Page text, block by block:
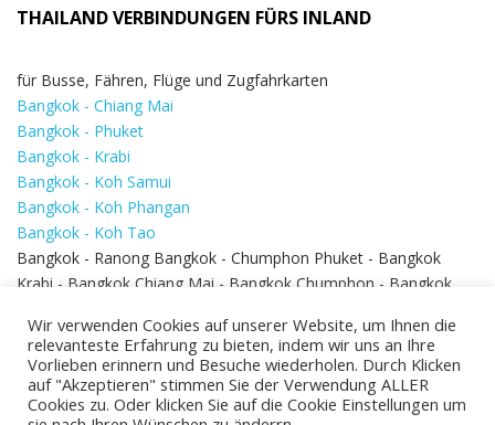
THAILAND VERBINDUNGEN FÜRS INLAND
für Busse, Fähren, Flüge und Zugfahrkarten
Bangkok - Chiang Mai
Bangkok - Phuket
Bangkok - Krabi
Bangkok - Koh Samui
Bangkok - Koh Phangan
Bangkok - Koh Tao
Bangkok - Ranong Bangkok - Chumphon Phuket - Bangkok
Krabi - Bangkok Chiang Mai - Bangkok Chumphon - Bangkok
Bangkok - Hua Hin
Wir verwenden Cookies auf unserer Website, um Ihnen die
relevanteste Erfahrung zu bieten, indem wir uns an Ihre
Vorlieben erinnern und Besuche wiederholen. Durch Klicken
auf "Akzeptieren" stimmen Sie der Verwendung ALLER
Cookies zu. Oder klicken Sie auf die Cookie Einstellungen um